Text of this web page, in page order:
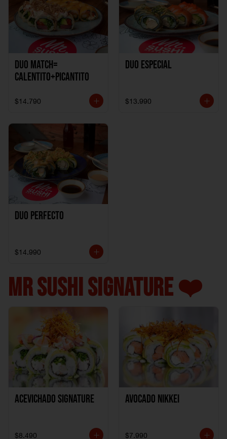
DUO MATCH=
CALENTITO+PICANTITO
$14.790
Duo especial
$13.990
Duo perfecto
$14.990
MR SUSHI SIGNATURE ❤️
ACEVICHADO SIGNATURE
$8.490
AVOCADO NIKKEI
$7.990